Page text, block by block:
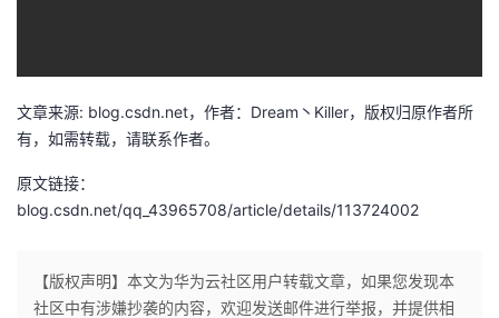
文章来源: blog.csdn.net，作者：Dream丶Killer，版权归原作者所
有，如需转载，请联系作者。
原文链接：
blog.csdn.net/qq_43965708/article/details/113724002
【版权声明】本文为华为云社区用户转载文章，如果您发现本
社区中有涉嫌抄袭的内容，欢迎发送邮件进行举报，并提供相